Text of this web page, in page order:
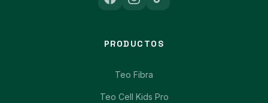
PRODUCTOS
Teo Fibra
Teo Cell Kids Pro